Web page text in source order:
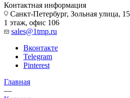
Контактная информация
Санкт-Петербург, Зольная улица,
1 этаж, офис 106
sales@1tmp.ru
Вконтакте
Telegram
Pinterest
Главная
—